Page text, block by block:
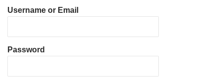
Username or Email
Password